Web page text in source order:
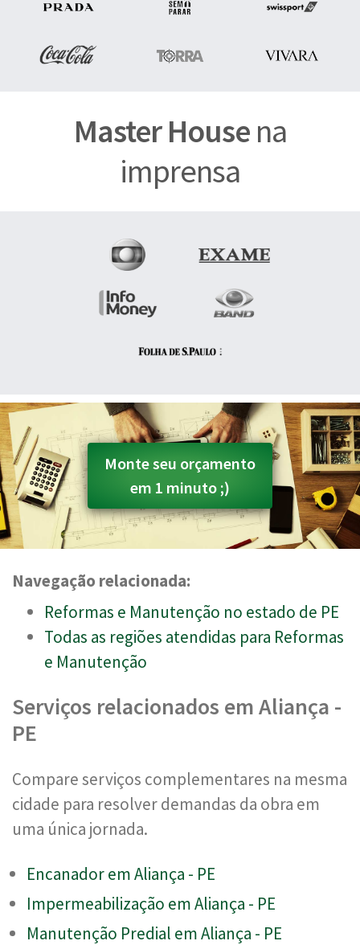
Master Housena
imprensa
Monte seu orçamento
em 1 minuto ;)
Navegação relacionada:
Reformas e Manutenção no estado de PE
Todas as regiões atendidas para Reformas
e Manutenção
Serviços relacionados em Aliança -
PE
Compare serviços complementares na mesma
cidade para resolver demandas da obra em
uma única jornada.
Encanador em Aliança - PE
Impermeabilização em Aliança - PE
Manutenção Predial em Aliança - PE